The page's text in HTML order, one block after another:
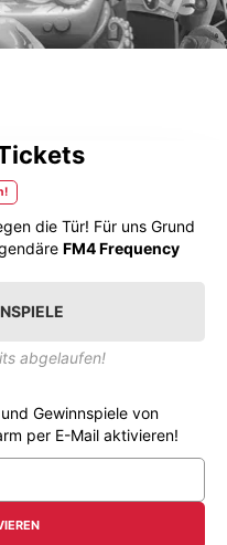
die Tür! Für uns Grund
FM4 Frequency
abgelaufen!
Gewinnspiele von
per E-Mail aktivieren!